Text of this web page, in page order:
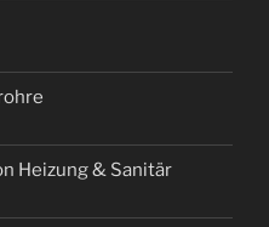
Heizung & Sanitär